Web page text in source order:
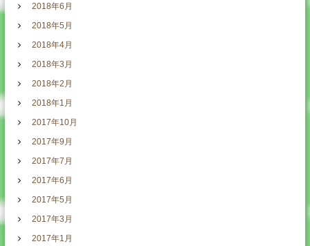
2018年6月
2018年5月
2018年4月
2018年3月
2018年2月
2018年1月
2017年10月
2017年9月
2017年7月
2017年6月
2017年5月
2017年3月
2017年1月